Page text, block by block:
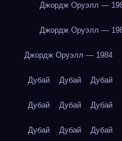
Джордж Оруэлл —
Джордж Оруэлл —
Джордж Оруэлл — 1984
Дубай Дубай Дубай
Дубай Дубай Дубай
Дубай Дубай Дубай